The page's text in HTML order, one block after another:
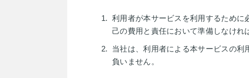
利⽤者が本サービスを利⽤するために
⼰の費⽤と責任において準備しなけれ
当社は、利⽤者による本サービスの
負いません。